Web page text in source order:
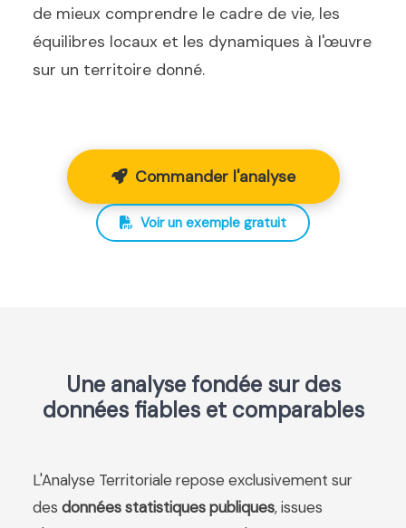
de mieux comprendre le cadre de vie, les
équilibres locaux et les dynamiques à l'œuvre
sur un territoire donné.
Commander l'analyse
Voir un exemple gratuit
Une analyse fondée sur des
données fiables et comparables
L'Analyse Territoriale repose exclusivement sur
des données statistiques publiques, issues